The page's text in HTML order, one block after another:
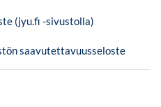
(jyu.fi -sivustolla)
saavutettavuusseloste